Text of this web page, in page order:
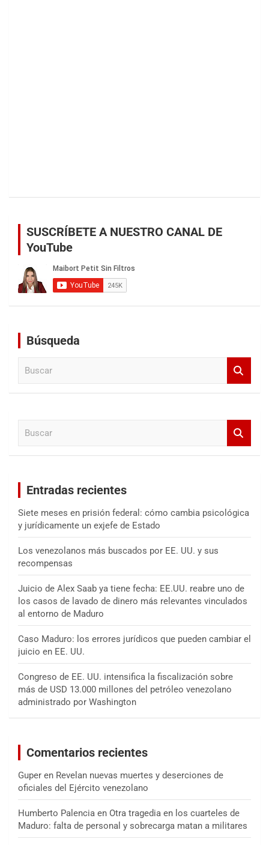
SUSCRÍBETE A NUESTRO CANAL DE
YouTube
Búsqueda
Entradas recientes
Siete meses en prisión federal: cómo cambia psicológica
y jurídicamente un exjefe de Estado
Los venezolanos más buscados por EE. UU. y sus
recompensas
Juicio de Alex Saab ya tiene fecha: EE.UU. reabre uno de
los casos de lavado de dinero más relevantes vinculados
al entorno de Maduro
Caso Maduro: los errores jurídicos que pueden cambiar el
juicio en EE. UU.
Congreso de EE. UU. intensifica la fiscalización sobre
más de USD 13.000 millones del petróleo venezolano
administrado por Washington
Comentarios recientes
Guper en Revelan nuevas muertes y deserciones de
oficiales del Ejército venezolano
Humberto Palencia en Otra tragedia en los cuarteles de
Maduro: falta de personal y sobrecarga matan a militares